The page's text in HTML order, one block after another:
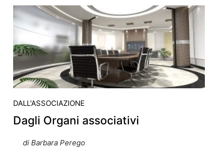
DALL'ASSOCIAZIONE
Dagli Organi associativi
di Barbara Perego